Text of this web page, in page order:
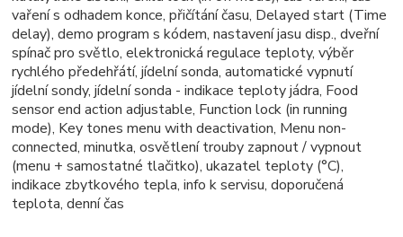
vaření s odhadem konce, přičítání času, Delayed start (Time
delay), demo program s kódem, nastavení jasu disp., dveřní
spínač pro světlo, elektronická regulace teploty, výběr
rychlého předehřátí, jídelní sonda, automatické vypnutí
jídelní sondy, jídelní sonda - indikace teploty jádra, Food
sensor end action adjustable, Function lock (in running
mode), Key tones menu with deactivation, Menu non-
connected, minutka, osvětlení trouby zapnout / vypnout
(menu + samostatné tlačitko), ukazatel teploty (°C),
indikace zbytkového tepla, info k servisu, doporučená
teplota, denní čas